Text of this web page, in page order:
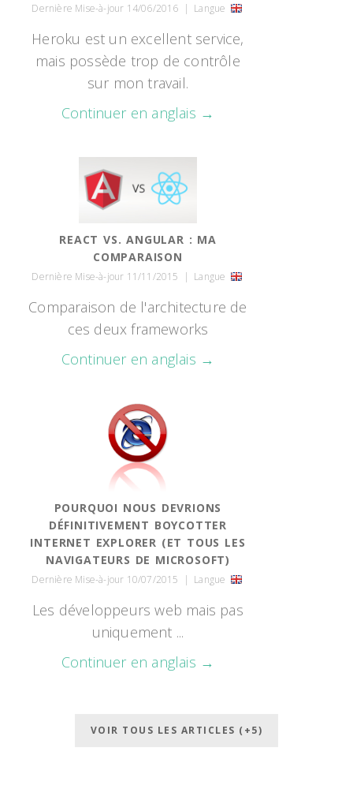
Dernière Mise-à-jour 14/06/2016 | Langue
Heroku est un excellent service,
mais possède trop de contrôle
sur mon travail.
Continuer en anglais →
REACT VS. ANGULAR : MA
COMPARAISON
Dernière Mise-à-jour 11/11/2015 | Langue
Comparaison de l'architecture de
ces deux frameworks
Continuer en anglais →
POURQUOI NOUS DEVRIONS
DÉFINITIVEMENT BOYCOTTER
INTERNET EXPLORER (ET TOUS LES
NAVIGATEURS DE MICROSOFT)
Dernière Mise-à-jour 10/07/2015 | Langue
Les développeurs web mais pas
uniquement ...
Continuer en anglais →
VOIR TOUS LES ARTICLES (+5)